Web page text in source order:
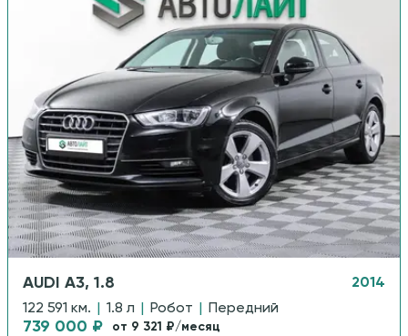
AUDI A3, 1.8
2014
122 591 км.
1.8 л Робот Передний
739 000 ₽ от 9 321 ₽/месяц